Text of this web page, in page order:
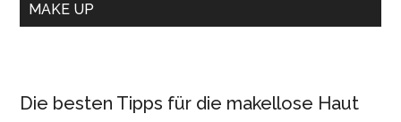
MAKE UP
Die besten Tipps für die makellose Haut